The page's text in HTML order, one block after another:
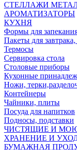
СТЕЛЛАЖИ
АРОМАТИЗАТОРЫ
КУХНЯ
Формы для
Пакеты для
Термосы
Сервировка стола
Столовые приборы
Кухонные
Ножи,
Контейнеры
Чайники, плиты
Посуда для напитков
Подносы, подставки
ЧИСТЯЩИЕ И
ХРАНЕНИЕ И
БУМАЖНАЯ